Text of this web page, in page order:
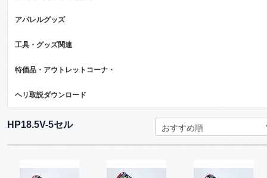
アパレルグッズ
工具・グッズ関連
特価品・アウトレットコーナ・
ヘリ取説ダウンロード
HP18.5V-5セル